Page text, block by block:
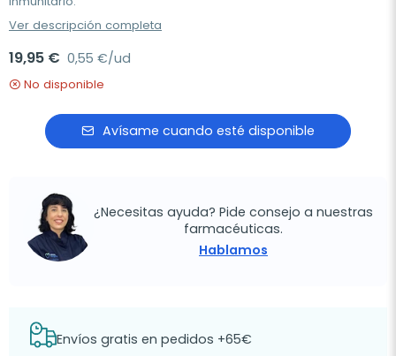
Ver descripción completa
19,95 € 0,55 €/ud
No disponible
Avísame cuando esté disponible
¿Necesitas ayuda? Pide consejo a nuestras
farmacéuticas.
Hablamos
Envíos gratis en pedidos +65€